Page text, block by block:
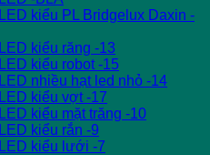
kiểu PL Bridgelux Daxin -
kiểu răng -13
kiểu robot -15
nhiều hạt led nhỏ -14
kiểu vợt -17
kiểu mặt trăng -10
kiểu rắn -9
kiểu lưới -7